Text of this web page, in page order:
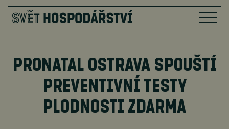
PRONATAL OSTRAVA SPOUŠTÍ
PREVENTIVNÍ TESTY
PLODNOSTI ZDARMA